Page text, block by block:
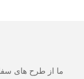
ما از طرح های